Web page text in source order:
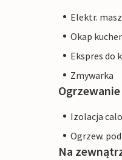
Elektr.
Okap
Ekspres do
Zmywarka
Izolacja
Ogrzew.
Na